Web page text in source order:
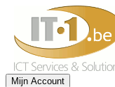
Mijn Account